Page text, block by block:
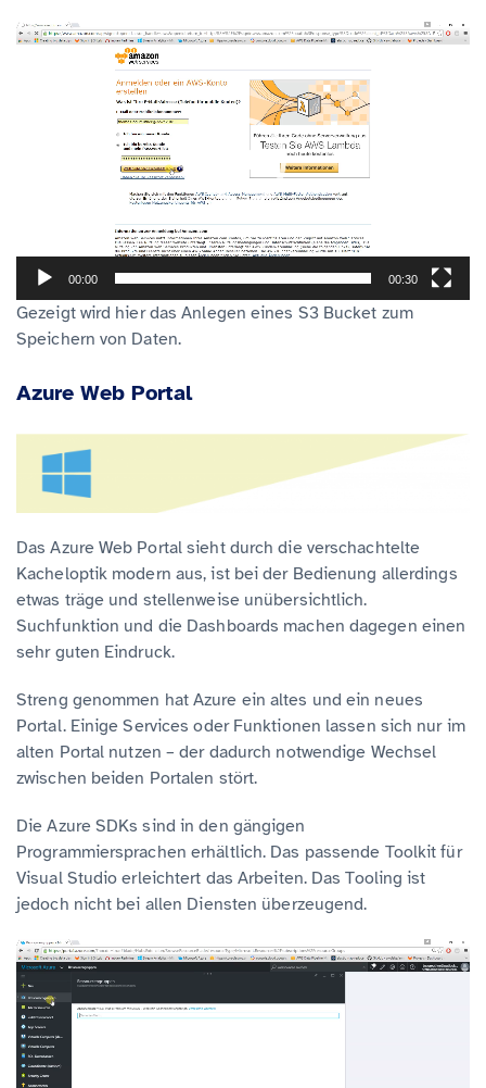
V
y
e
00:00 00:30
Gezeigt wird hier das Anlegen eines S3 Bucket zum
Speichern von Daten.
Azure Web Portal
Das Azure Web Portal sieht durch die verschachtelte
Kacheloptik modern aus, ist bei der Bedienung allerdings
etwas träge und stellenweise unübersichtlich.
Suchfunktion und die Dashboards machen dagegen einen
sehr guten Eindruck.
Streng genommen hat Azure ein altes und ein neues
Portal. Einige Services oder Funktionen lassen sich nur im
alten Portal nutzen – der dadurch notwendige Wechsel
zwischen beiden Portalen stört.
Die Azure SDKs sind in den gängigen
Programmiersprachen erhältlich. Das passende Toolkit für
Visual Studio erleichtert das Arbeiten. Das Tooling ist
jedoch nicht bei allen Diensten überzeugend.
V
d
e
o